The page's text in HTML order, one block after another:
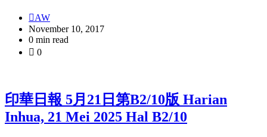
AW
November 10, 2017
0 min read
0
印華日報 5月21日第B2/10版 Harian
Inhua, 21 Mei 2025 Hal B2/10